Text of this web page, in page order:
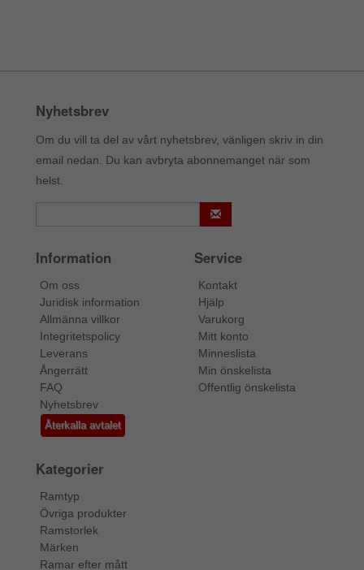
Nyhetsbrev
Om du vill ta del av vårt nyhetsbrev, vänligen skriv in din
email nedan. Du kan avbryta abonnemanget när som
helst.
Information
Om oss
Juridisk information
Allmänna villkor
Integritetspolicy
Leverans
Ångerrätt
FAQ
Nyhetsbrev
Återkalla avtalet
Service
Kontakt
Hjälp
Varukorg
Mitt konto
Minneslista
Min önskelista
Offentlig önskelista
Kategorier
Ramtyp
Övriga produkter
Ramstorlek
Märken
Ramar efter mått